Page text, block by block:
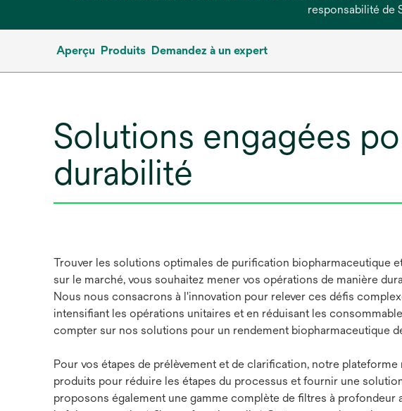
responsabilité de
Aperçu Produits Demandez à un expert
Solutions engagées
durabilité
Trouver les solutions optimales de purification biopharmaceutique
sur le marché, vous souhaitez mener vos opérations de manière
Nous nous consacrons à l'innovation pour relever ces défis
intensifiant les opérations unitaires et en réduisant les
compter sur nos solutions pour un rendement biopharmaceutique
Pour vos étapes de prélèvement et de clarification, notre
produits pour réduire les étapes du processus et fournir une
proposons également une gamme complète de filtres à